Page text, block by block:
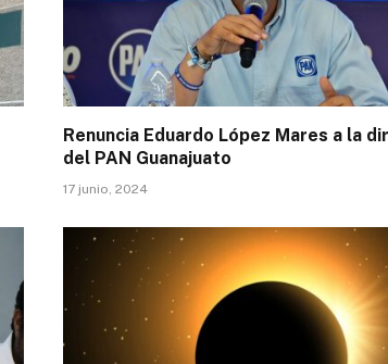
Renuncia Eduardo López Mares a la
del PAN Guanajuato
17 junio, 2024